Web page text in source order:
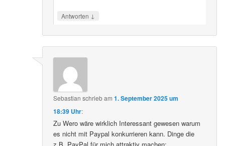
Antworten ↓
Sebastian schriebam1. September 2025 um
18:39 Uhr:
Zu Wero wäre wirklich Interessant gewesen warum
es nicht mit Paypal konkurrieren kann. Dinge die